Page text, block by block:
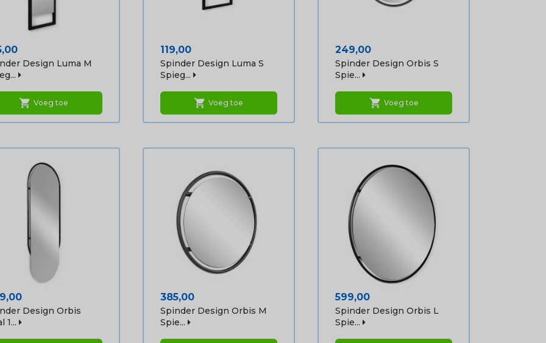
Design Luma M
shopping_cart Voeg toe
Prijs
119,00
Spinder Design Luma S
Spieg...
shopping_cart Voeg toe
Prijs
249,00
Spinder Design Orbis S
Spie...
shopping_cart Voeg toe
Design Orbis
1...
Prijs
385,00
Spinder Design Orbis M
Spie...
Prijs
599,00
Spinder Design Orbis L
Spie...